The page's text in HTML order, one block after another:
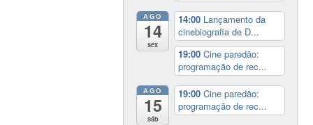
AGO
14
sex
14:00 Lançamento da
cinebiografia de D...
19:00Cine paredão:
programação de rec...
AGO
15
sáb
19:00Cine paredão:
programação de rec...